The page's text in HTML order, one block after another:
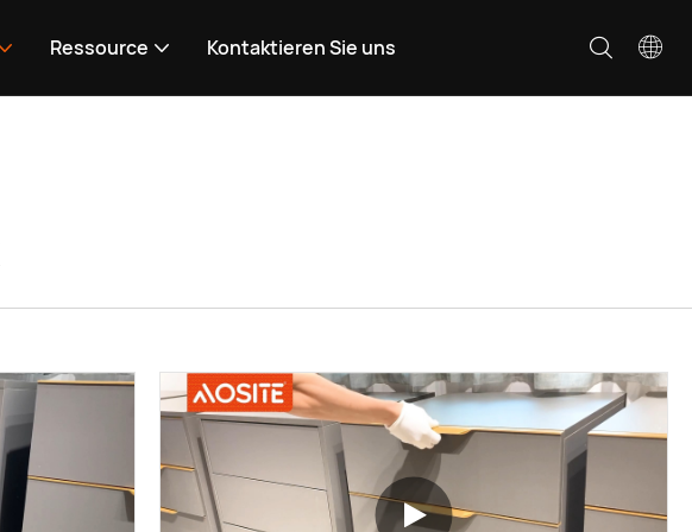
Ressource Kontaktieren Sie uns